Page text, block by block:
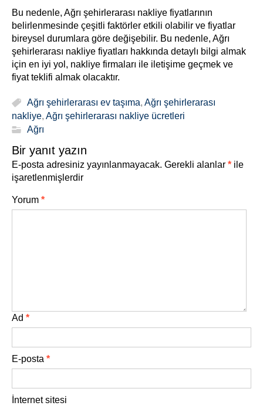
Bu nedenle, Ağrı şehirlerarası nakliye fiyatlarının
belirlenmesinde çeşitli faktörler etkili olabilir ve fiyatlar
bireysel durumlara göre değişebilir. Bu nedenle, Ağrı
şehirlerarası nakliye fiyatları hakkında detaylı bilgi almak
için en iyi yol, nakliye firmaları ile iletişime geçmek ve
fiyat teklifi almak olacaktır.
Ağrı şehirlerarası ev taşıma, Ağrı şehirlerarası
nakliye, Ağrı şehirlerarası nakliye ücretleri
Ağrı
Bir yanıt yazın
E-posta adresiniz yayınlanmayacak. Gerekli alanlar * ile
işaretlenmişlerdir
Yorum *
Ad *
E-posta *
İnternet sitesi